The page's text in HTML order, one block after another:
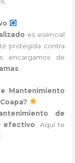
es esencial
protegida contra
encargamos de
Mantenimiento
de
efectivo . Aquí te